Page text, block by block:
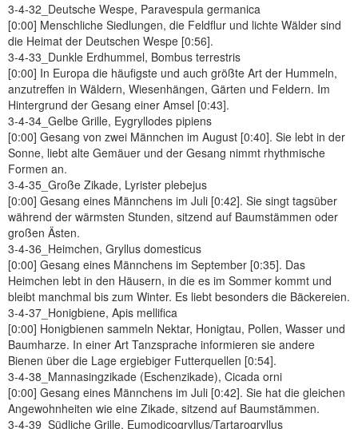
3-4-32_Deutsche Wespe, Paravespula germanica
[0:00] Menschliche Siedlungen, die Feldflur und lichte Wälder sind
die Heimat der Deutschen Wespe [0:56].
3-4-33_Dunkle Erdhummel, Bombus terrestris
[0:00] In Europa die häufigste und auch größte Art der Hummeln,
anzutreffen in Wäldern, Wiesenhängen, Gärten und Feldern. Im
Hintergrund der Gesang einer Amsel [0:43].
3-4-34_Gelbe Grille, Eygryllodes pipiens
[0:00] Gesang von zwei Männchen im August [0:40]. Sie lebt in der
Sonne, liebt alte Gemäuer und der Gesang nimmt rhythmische
Formen an.
3-4-35_Große Zikade, Lyrister plebejus
[0:00] Gesang eines Männchens im Juli [0:42]. Sie singt tagsüber
während der wärmsten Stunden, sitzend auf Baumstämmen oder
großen Ästen.
3-4-36_Heimchen, Gryllus domesticus
[0:00] Gesang eines Männchens im September [0:35]. Das
Heimchen lebt in den Häusern, in die es im Sommer kommt und
bleibt manchmal bis zum Winter. Es liebt besonders die Bäckereien.
3-4-37_Honigbiene, Apis mellifica
[0:00] Honigbienen sammeln Nektar, Honigtau, Pollen, Wasser und
Baumharze. In einer Art Tanzsprache informieren sie andere
Bienen über die Lage ergiebiger Futterquellen [0:54].
3-4-38_Mannasingzikade (Eschenzikade), Cicada orni
[0:00] Gesang eines Männchens im Juli [0:42]. Sie hat die gleichen
Angewohnheiten wie eine Zikade, sitzend auf Baumstämmen.
3-4-39_Südliche Grille, Eumodicogryllus/Tartarogryllus